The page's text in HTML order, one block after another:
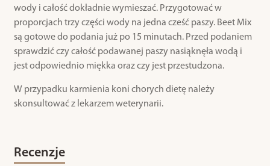
wody i całość dokładnie wymieszać. Przygotować w
proporcjach trzy części wody na jedna cześć paszy. Beet Mix
są gotowe do podania już po 15 minutach. Przed podaniem
sprawdzić czy całość podawanej paszy nasiąknęła wodą i
jest odpowiednio miękka oraz czy jest przestudzona.
W przypadku karmienia koni chorych dietę należy
skonsultować z lekarzem weterynarii.
Recenzje